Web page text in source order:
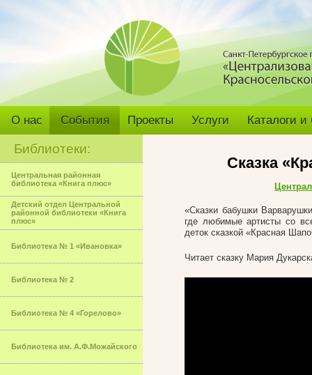
О нас События Проекты Услуги Каталоги
Библиотеки:
Центральная районная
библиотека «Книга плюс»
Детский отдел Центральной
районной библиотеки «Книга
плюс»
Библиотека № 1 «Ивановка»
Библиотека № 2
Библиотека № 4 «Горелово»
Библиотека им. А.Ф.Можайского
Сказка
«Сказки бабушки
где любимые артисты со
деток сказкой «Красная
Читает сказку Мария